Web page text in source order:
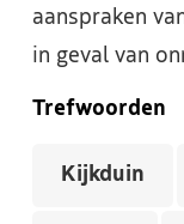
aanspraken
in geval van
Trefwoorden
Kijkduin